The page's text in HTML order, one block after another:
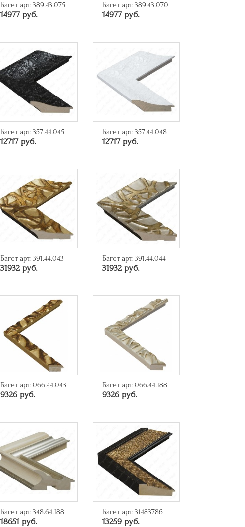
Багет арт. 389.43.075
14977 руб.
Багет арт. 389.43.070
14977 руб.
Багет арт. 357.44.045
12717 руб.
Багет арт. 357.44.048
12717 руб.
Багет арт. 391.44.043
31932 руб.
Багет арт. 391.44.044
31932 руб.
Багет арт. 066.44.043
9326 руб.
Багет арт. 066.44.188
9326 руб.
Багет арт. 348.64.188
18651 руб.
Багет арт. 31483786
13259 руб.